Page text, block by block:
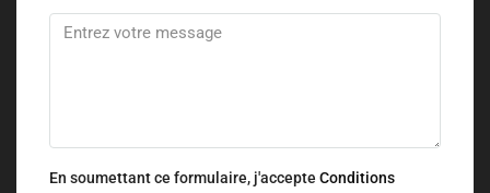
En soumettant ce formulaire, j'accepte Conditions